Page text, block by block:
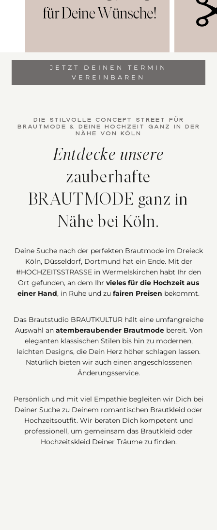
JETZT DEINEN TERMIN
VEREINBAREN
DIE STILVOLLE CONCEPT STREET FÜR
BRAUTMODE & DEINE HOCHZEIT GANZ IN DER
NÄHE VON KÖLN
Entdecke unsere
zauberhafte
BRAUTMODE ganz in
Nähe bei Köln.
Deine Suche nach der perfekten Brautmode im Dreieck
Köln, Düsseldorf, Dortmund hat ein Ende. Mit der
#HOCHZEITSSTRASSE in Wermelskirchen habt Ihr den
Ort gefunden, an dem Ihr vieles für die Hochzeit aus
einer Hand, in Ruhe und zu fairen Preisen bekommt.
Das Brautstudio BRAUTKULTUR hält eine umfangreiche
Auswahl an atemberaubender Brautmode bereit. Von
eleganten klassischen Stilen bis hin zu modernen,
leichten Designs, die Dein Herz höher schlagen lassen.
Natürlich bieten wir auch einen angeschlossenen
Änderungsservice.
Persönlich und mit viel Empathie begleiten wir Dich bei
Deiner Suche zu Deinem romantischen Brautkleid oder
Hochzeitsoutfit. Wir beraten Dich kompetent und
professionell, um gemeinsam das Brautkleid oder
Hochzeitskleid Deiner Träume zu finden.